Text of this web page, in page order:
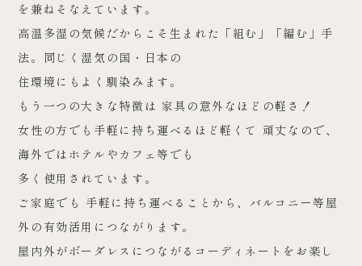
を兼ねそなえています。
高温多湿の気候だからこそ生まれた「組む」「編む」手
法。同じく湿気の国・日本の
住環境にもよく馴染みます。
もう一つの大きな特徴は 家具の意外なほどの軽さ！
女性の方でも手軽に持ち運べるほど軽くて 頑丈なので、
海外ではホテルやカフェ等でも
多く使用されています。
ご家庭でも 手軽に持ち運べることから、バルコニー等屋
外の有効活用につながります。
屋内外がボーダレスにつながるコーディネートをお楽し